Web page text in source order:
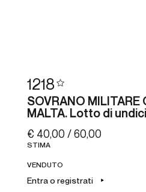
1218
SOVRANO MILITARE
MALTA. Lotto di
€ 40,00 / 60,00
STIMA
VENDUTO
Entra o registrati